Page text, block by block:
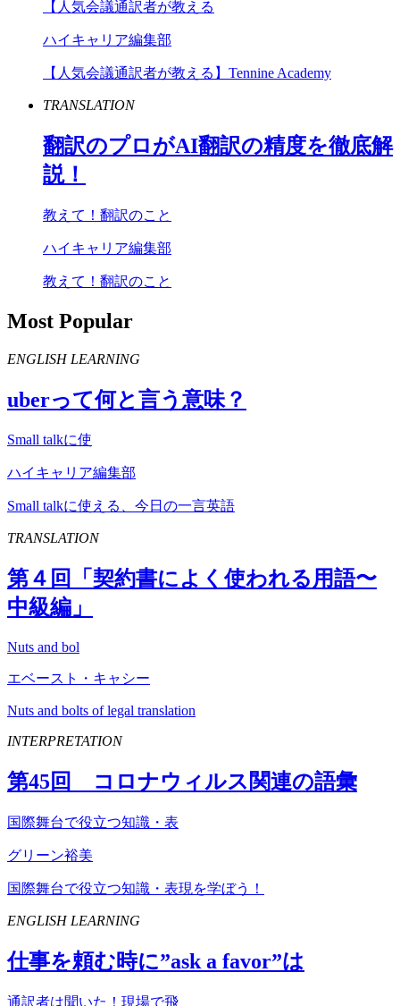
【人気会議通訳者が教える
ハイキャリア編集部
【人気会議通訳者が教える】Tennine Academy
TRANSLATION
翻訳のプロがAI翻訳の精度を徹底解
説！
教えて！翻訳のこと
ハイキャリア編集部
教えて！翻訳のこと
Most Popular
ENGLISH LEARNING
uberって何と言う意味？
Small talkに使
ハイキャリア編集部
Small talkに使える、今日の一言英語
TRANSLATION
第４回「契約書によく使われる用語〜
中級編」
Nuts and bol
エベースト・キャシー
Nuts and bolts of legal translation
INTERPRETATION
第45回 コロナウィルス関連の語彙
国際舞台で役立つ知識・表
グリーン裕美
国際舞台で役立つ知識・表現を学ぼう！
ENGLISH LEARNING
仕事を頼む時に”ask a favor”は
通訳者は聞いた！現場で飛